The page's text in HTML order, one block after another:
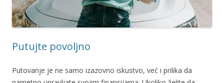
Putujte povoljno
Putovanje je ne samo izazovno iskustvo, već i prilika da